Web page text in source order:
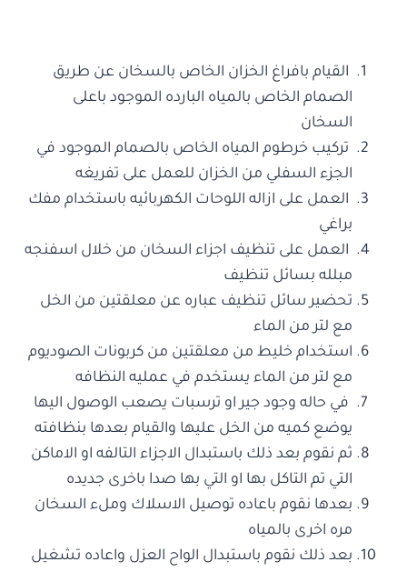
القيام بافراغ الخزان الخاص بالسخان عن طريق
الصمام الخاص بالمياه البارده الموجود باعلى
السخان
تركيب خرطوم المياه الخاص بالصمام الموجود في
الجزء السفلي من الخزان للعمل على تفريغه
العمل على ازاله اللوحات الكهربائيه باستخدام مفك
براغي
العمل على تنظيف اجزاء السخان من خلال اسفنجه
مبلله بسائل تنظيف
تحضير سائل تنظيف عباره عن معلقتين من الخل
مع لتر من الماء
استخدام خليط من معلقتين من كربونات الصوديوم
مع لتر من الماء يستخدم في عمليه النظافه
في حاله وجود جير او ترسبات يصعب الوصول اليها
يوضع كميه من الخل عليها والقيام بعدها بنظافته
ثم نقوم بعد ذلك باستبدال الاجزاء التالفه او الاماكن
التي تم التاكل بها او التي بها صدا باخرى جديده
بعدها نقوم باعاده توصيل الاسلاك وملء السخان
مره اخرى بالمياه
بعد ذلك نقوم باستبدال الواح العزل واعاده تشغيل